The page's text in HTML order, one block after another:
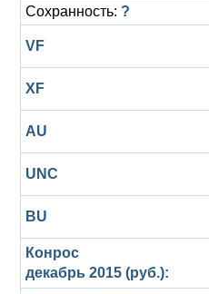
Сохранность: ?
VF
XF
AU
UNC
BU
Конрос
декабрь 2015 (руб.):